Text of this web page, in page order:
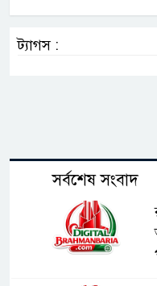
ট্যাগস :
সর্বশেষ সংবাদ